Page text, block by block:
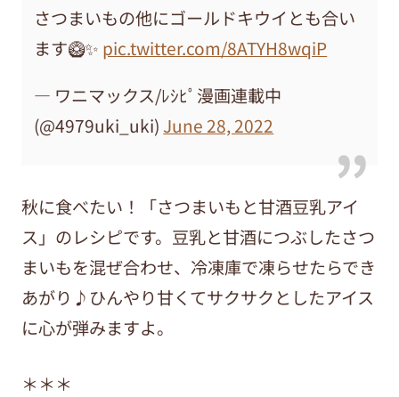
さつまいもの他にゴールドキウイとも合い
ます🥝✨ pic.twitter.com/8ATYH8wqiP
— ワニマックス/ﾚｼﾋﾟ漫画連載中
(@4979uki_uki) June 28, 2022
秋に食べたい！「さつまいもと甘酒豆乳アイ
ス」のレシピです。豆乳と甘酒につぶしたさつ
まいもを混ぜ合わせ、冷凍庫で凍らせたらでき
あがり♪ひんやり甘くてサクサクとしたアイス
に心が弾みますよ。
＊＊＊